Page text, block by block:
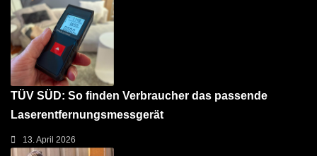
TÜV SÜD: So finden Verbraucher das passende
Laserentfernungsmessgerät
13. April 2026